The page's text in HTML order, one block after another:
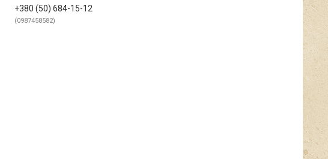
+380 (50) 684-15-12
0987458582